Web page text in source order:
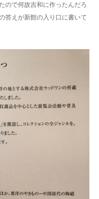
ので何故吉和に作ったんだろ
答えが新館の入り口に書いて